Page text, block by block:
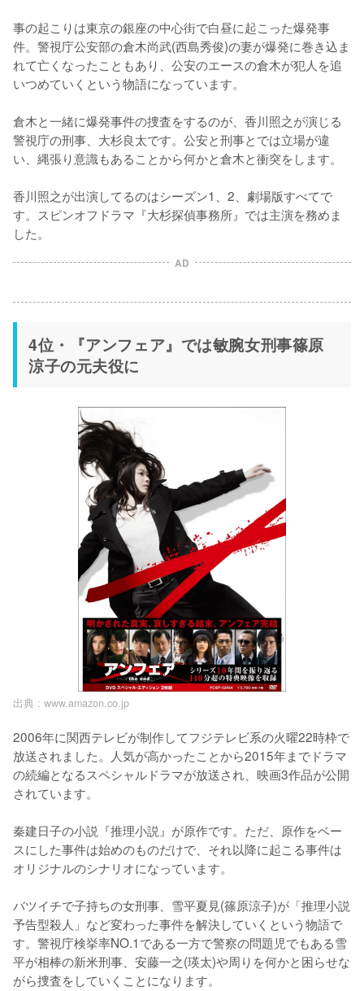
事の起こりは東京の銀座の中心街で白昼に起こった爆発事
件。警視庁公安部の倉木尚武(西島秀俊)の妻が爆発に巻き込ま
れて亡くなったこともあり、公安のエースの倉木が犯人を追
いつめていくという物語になっています。
倉木と一緒に爆発事件の捜査をするのが、香川照之が演じる
警視庁の刑事、大杉良太です。公安と刑事とでは立場が違
い、縄張り意識もあることから何かと倉木と衝突をします。
香川照之が出演してるのはシーズン1、2、劇場版すべてで
す。スピンオフドラマ『大杉探偵事務所』では主演を務めま
した。
AD
4位・『アンフェア』では敏腕女刑事篠原
涼子の元夫役に
出典 : www.amazon.co.jp
2006年に関西テレビが制作してフジテレビ系の火曜22時枠で
放送されました。人気が高かったことから2015年までドラマ
の続編となるスペシャルドラマが放送され、映画3作品が公開
されています。
秦建日子の小説『推理小説』が原作です。ただ、原作をベー
スにした事件は始めのものだけで、それ以降に起こる事件は
オリジナルのシナリオになっています。
バツイチで子持ちの女刑事、雪平夏見(篠原涼子)が「推理小説
予告型殺人」など変わった事件を解決していくという物語で
す。警視庁検挙率NO.1である一方で警察の問題児でもある雪
平が相棒の新米刑事、安藤一之(瑛太)や周りを何かと困らせな
がら捜査をしていくことになります。